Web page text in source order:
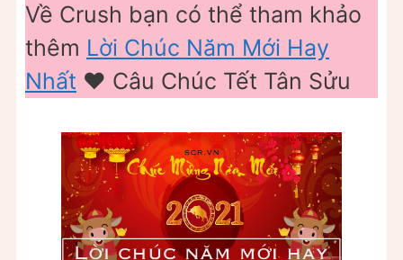
Về Crush bạn có thể tham khảo
thêm Lời Chúc Năm Mới Hay
Nhất ❤️ Câu Chúc Tết Tân Sửu